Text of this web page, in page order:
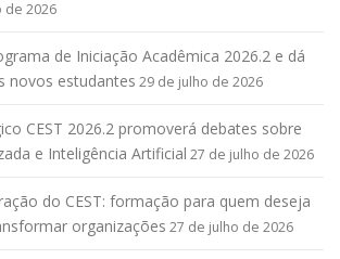
de 2026
de Iniciação Acadêmica 2026.2 e dá
novos estudantes 29 de julho de 2026
CEST 2026.2 promoverá debates sobre
e Inteligência Artificial 27 de julho de 2026
do CEST: formação para quem deseja
organizações 27 de julho de 2026